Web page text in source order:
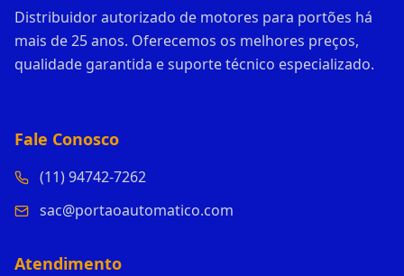
Distribuidor autorizado de motores para portões há
mais de 25 anos. Oferecemos os melhores preços,
qualidade garantida e suporte técnico especializado.
Fale Conosco
(11) 94742-7262
sac@portaoautomatico.com
Atendimento